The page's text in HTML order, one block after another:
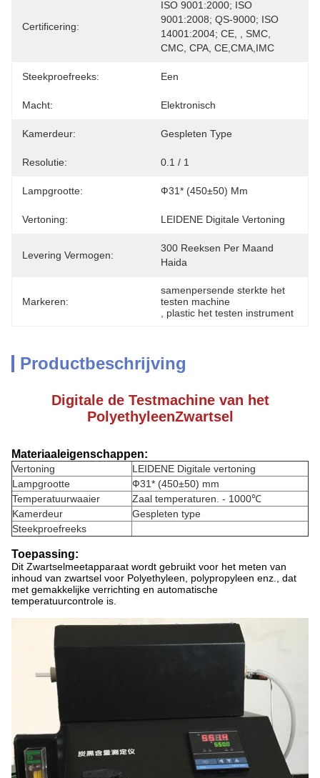
Certificering:
ISO 9001:2000; ISO
9001:2008; QS-9000; ISO
14001:2004; CE, , SMC,
CMC, CPA, CE,CMA,IMC
Steekproefreeks: Een
Macht: Elektronisch
Kamerdeur: Gespleten Type
Resolutie: 0.1 / 1
Lampgrootte: Ф31* (450±50) Mm
Vertoning: LEIDENE Digitale Vertoning
Levering Vermogen:
300 Reeksen Per Maand
Haida
Markeren:
samenpersende sterkte het
testen machine
plastic het testen instrument
Productbeschrijving
Digitale de Testmachine van het
PolyethyleenZwartsel
Materiaaleigenschappen:
Vertoning
LEIDENE Digitale vertoning
Lampgrootte
Ф31* (450±50) mm
Temperatuurwaaier
Zaal temperaturen. - 1000℃
Kamerdeur
Gespleten type
Steekproefreeks
Toepassing:
Dit Zwartselmeetapparaat wordt gebruikt voor het meten van
inhoud van zwartsel voor Polyethyleen, polypropyleen enz., dat
met gemakkelijke verrichting en automatische
temperatuurcontrole is.